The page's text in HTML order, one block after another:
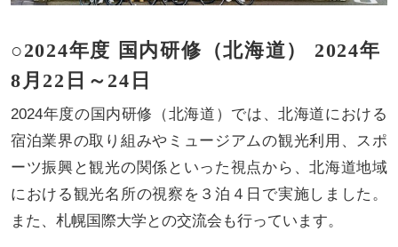
○2024年度 国内研修（北海道） 2024年
8月22日～24日
2024年度の国内研修（北海道）では、北海道における
宿泊業界の取り組みやミュージアムの観光利用、スポ
ーツ振興と観光の関係といった視点から、北海道地域
における観光名所の視察を３泊４日で実施しました。
また、札幌国際大学との交流会も行っています。